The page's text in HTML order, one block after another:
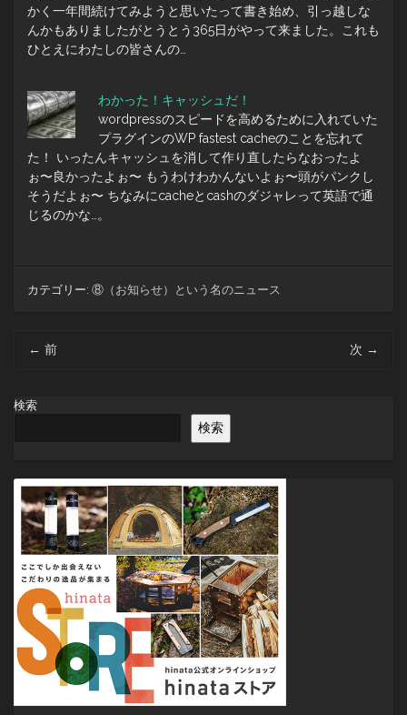
かく一年間続けてみようと思いたって書き始め、引っ越しな
んかもありましたがとうとう365日がやって来ました。これも
ひとえにわたしの皆さんの…
わかった！キャッシュだ！
wordpressのスピードを高めるために入れていた
プラグインのWP fastest cacheのことを忘れて
た！ いったんキャッシュを消して作り直したらなおったよ
ぉ〜良かったよぉ〜 もうわけわかんないよぉ〜頭がパンクし
そうだよぉ〜 ちなみにcacheとcashのダジャレって英語で通
じるのかな…。
カテゴリー: ⑧（お知らせ）という名のニュース
ビ
ゲ
← 前 次 →
検索
検索